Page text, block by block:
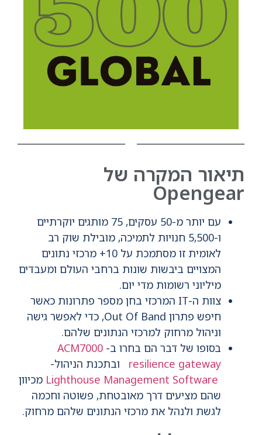
תיאור המקרה של
Opengear
עם יותר מ-50 עסקים, 75 מותגים יוקרתיים
ו-5,500 חנויות לתמיכה, מובילת שוק רב
לאומית זו מסתמכת על 10+ מרכזי נתונים
המצויים ביבשות שונות ברחבי העולם ומעבדים
מיליוני רשומות מדי יום.
צוות ה-IT המרכזי בחן מספר פתרונות כאשר
חיפש פתרון Out Of Band, כדי לאפשר גישה
וניהול מרחוק למרכזי הנתונים שלהם.
בסופו של דבר הם בחרו ב- ACM7000
resilience gateway ובתכנת הניהול-
Lighthouse Management Software מכיוון
שהם מציעים דרך מאובטחת, פשוטה וחכמה
לגשת ולנהל את מרכזי הנתונים שלהם מרחוק.